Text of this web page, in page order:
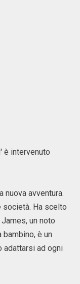
è intervenuto
nuova avventura.
società. Ha scelto
un noto
è un
adattarsi ad ogni